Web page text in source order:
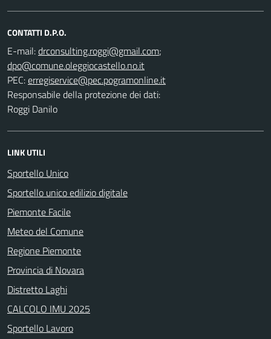
CONTATTI D.P.O.
E-mail:
;
PEC:
Responsabile della protezione dei dati:
Roggi Danilo
LINK UTILI
Sportello Unico
Sportello unico edilizio digitale
Piemonte Facile
Meteo del Comune
Regione Piemonte
Provincia di Novara
Distretto Laghi
CALCOLO IMU 2025
Sportello Lavoro